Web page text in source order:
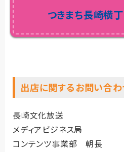
つきまち長崎横
出店に関するお問い合
長崎文化放送
メディアビジネス局
コンテンツ事業部 朝長